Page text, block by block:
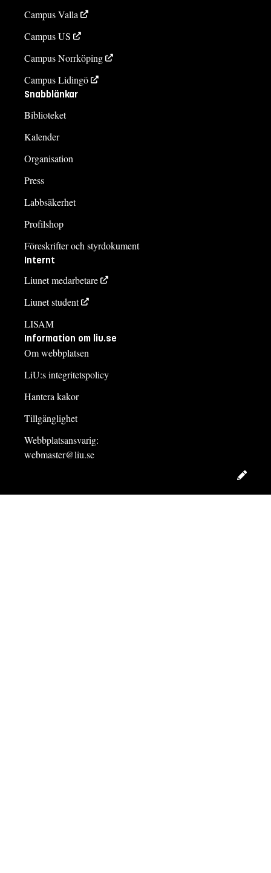
Campus Valla
Campus US
Campus Norrköping
Campus Lidingö
Snabblänkar
Biblioteket
Kalender
Organisation
Press
Labbsäkerhet
Profilshop
Föreskrifter och styrdokument
Internt
Liunet medarbetare
Liunet student
LISAM
Information om liu.se
Om webbplatsen
LiU:s integritetspolicy
Hantera kakor
Tillgänglighet
Webbplatsansvarig:
webmaster@liu.se